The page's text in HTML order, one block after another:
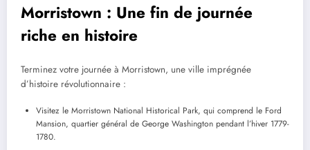
Morristown : Une fin de journée
riche en histoire
Terminez votre journée à Morristown, une ville imprégnée
d’histoire révolutionnaire :
Visitez le Morristown National Historical Park, qui comprend le Ford
Mansion, quartier général de George Washington pendant l’hiver 1779-
1780.